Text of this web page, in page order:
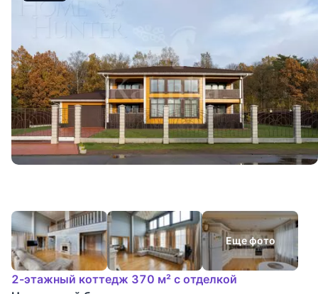
Еще фото
2-этажный коттедж 370 м² с отделкой